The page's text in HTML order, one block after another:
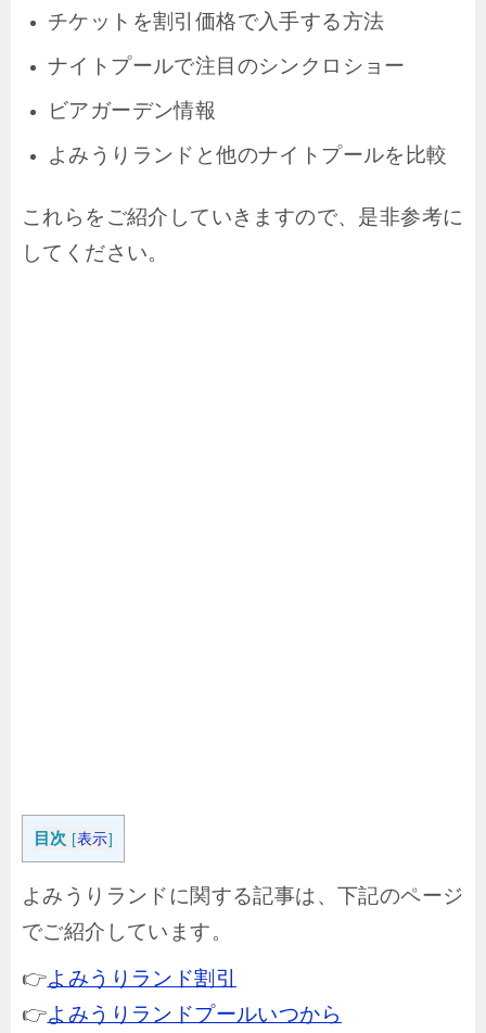
チケットを割引価格で入手する方法
ナイトプールで注目のシンクロショー
ビアガーデン情報
よみうりランドと他のナイトプールを比較
これらをご紹介していきますので、是非参考に
してください。
目次 [表示]
よみうりランドに関する記事は、下記のページ
でご紹介しています。
👉よみうりランド割引
👉よみうりランドプールいつから